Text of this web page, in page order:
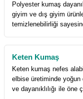
Polyester kumaş
giyim ve dış giyim
temizlenebilirliği
Keten Kumaş
Keten kumaş nefes
elbise üretiminde yoğun
ve dayanıklılığı ile öne